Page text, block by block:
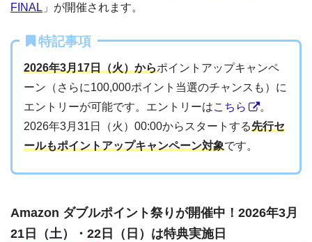
FINAL 」が開催されます。
特記事項
2026年3月17日（火）からポイントアップキャンペ
ーン（さらに100,000ポイント当選のチャンスも）に
エントリーが可能です。エントリーはこちら
。
2026年3月31日（火）00:00からスタートする先行セ
ールもポイントアップキャンペーン対象です。
Amazon ダブルポイント祭りが開催中！2026年3月
21日（土）・22日（日）は特典実施日